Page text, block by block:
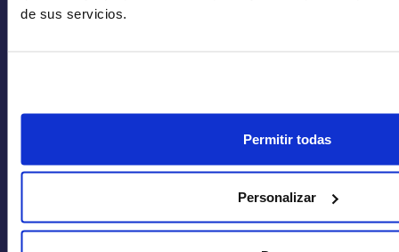
de sus servicios.
Permitir todas
Personalizar
Política de Privacidad
Kia